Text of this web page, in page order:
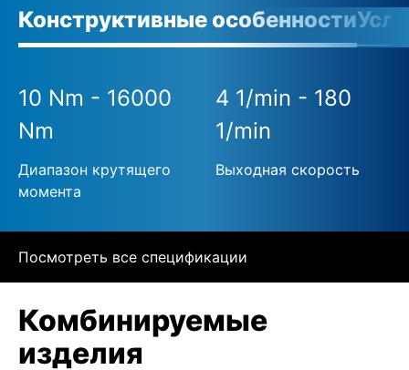
Конструктивные особенности
10 Nm - 16000
Nm
Диапазон крутящего
момента
4 1/min - 180
1/min
Выходная скорость
Посмотреть все спецификации
Комбинируемые
изделия